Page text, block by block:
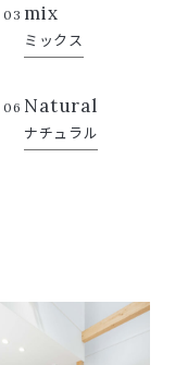
03 mix
ミックス
06 Natural
ナチュラル